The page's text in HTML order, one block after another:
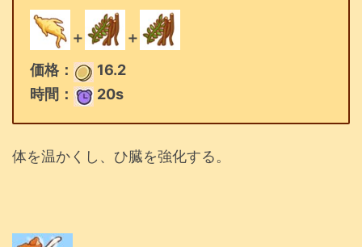
＋
＋
価格：
16.2
時間：
20s
体を温かくし、ひ臓を強化する。